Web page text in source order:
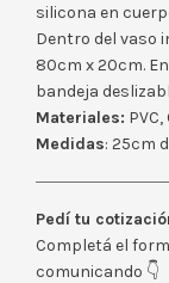
silicona en
Dentro del vaso
80cm x 20cm.
bandeja
Materiales:
Medidas: 25cm
Pedí tu
Completá el
comunicando 👇